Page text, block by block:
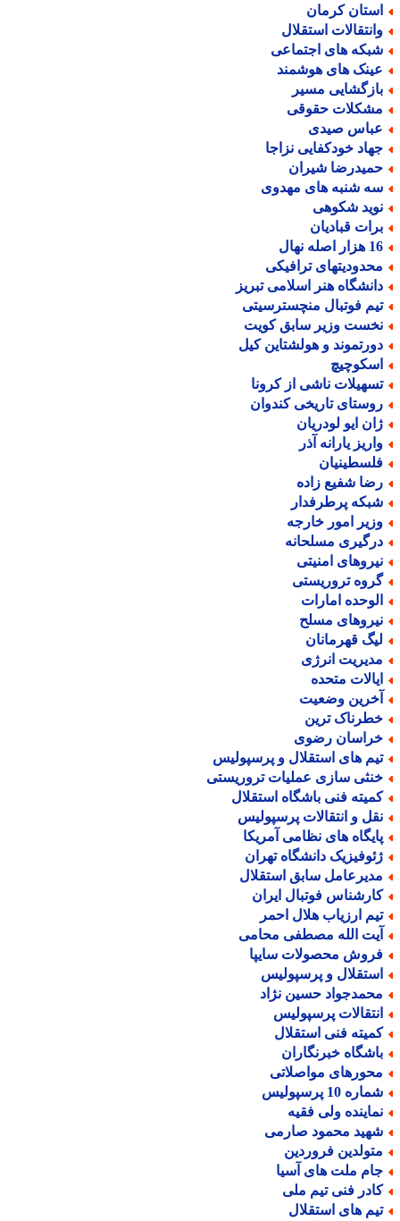
کرمان
استقلال
های اجتماعی
های هوشمند
مسیر
حقوقی
صیدی
خودکفایی نزاجا
شیران
شنبه های مهدوی
شکوهی
قبادیان
نهال
ترافیکی
هنر اسلامی تبریز
فوتبال منچسترسیتی
وزیر سابق کویت
و هولشتاین کیل
ناشی از کرونا
تاریخی کندوان
ایو لودریان
یارانه آذر
شفیع زاده
پرطرفدار
امور خارجه
مسلحانه
امنیتی
تروریستی
امارات
مسلح
قهرمانان
انرژی
متحده
وضعیت
ترین
رضوی
های استقلال و پرسپولیس
سازی عملیات تروریستی
فنی باشگاه استقلال
و انتقالات پرسپولیس
های نظامی آمریکا
دانشگاه تهران
سابق استقلال
فوتبال ایران
ارزیاب هلال احمر
الله مصطفی محامی
محصولات سایپا
و پرسپولیس
حسین نژاد
پرسپولیس
فنی استقلال
خبرنگاران
مواصلاتی
10 پرسپولیس
ولی فقیه
محمود صارمی
فروردین
ملت های آسیا
فنی تیم ملی
های استقلال